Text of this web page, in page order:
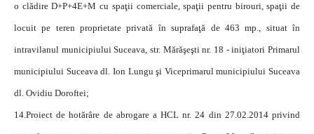
o clădire D+P+4E+M cu spaţii comerciale, spaţii pentru birouri, spaţii de
locuit pe teren proprietate privată în suprafaţă de 463 mp., situat în
intravilanul municipiului Suceava, str. Mărăşeşti nr. 18 - iniţiatori Primarul
municipiului Suceava dl. Ion Lungu şi Viceprimarul municipiului Suceava
dl. Ovidiu Doroftei;
14.Proiect de hotărâre de abrogare a HCL nr. 24 din 27.02.2014 privind